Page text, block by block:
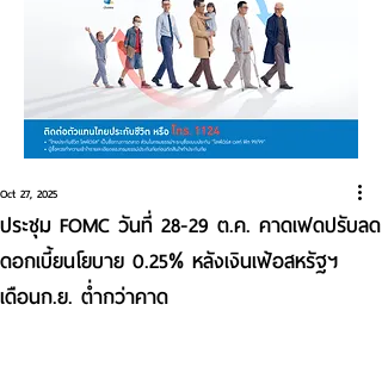
ประชุม FOMC วันที่ 28-29 ต.ค. คาดเฟดปรับลด
ดอกเบี้ยนโยบาย 0.25% หลังเงินเฟ้อสหรัฐฯ
เดือนก.ย. ต่ำกว่าคาด
Oct 27, 2025